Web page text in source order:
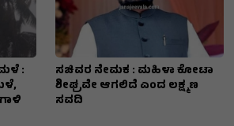
:
ಸಚಿವರ ನೇಮಕ : ಮಹಿಳಾ ಕೋಟಾ
ಶೀಘ್ರವೇ ಆಗಲಿದೆ ಎಂದ ಲಕ್ಷ್ಮಣ
ಸವದಿ